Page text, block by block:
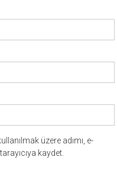
üzere adımı, e-
kaydet.